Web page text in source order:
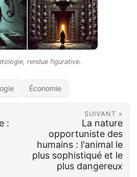
rendue figurative.
Économie
:
SUIVANT »
La nature
opportuniste des
humains : l'animal le
plus sophistiqué et le
plus dangereux